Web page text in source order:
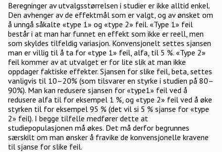
Beregninger av utvalgsstørrelsen i studier er ikke alltid enkel.
Den avhenger av de effektmål som er valgt, og av ønsket om
å unngå såkalte «type 1» og «type 2» feil. «Type 1» feil
består i at man har funnet en effekt som ikke er reell, men
som skyldes tilfeldig variasjon. Konvensjonelt settes sjansen
man er villig til å ta for «type 1» feil, alfa, til 5 %. «Type 2»
feil kommer av at utvalget er for lite slik at man ikke
oppdager faktiske effekter. Sjansen for slike feil, beta, settes
vanligvis til 10–20% (som tilsvarer en styrke i studien på 80–
90%). Man kan redusere sjansen for «type1» feil ved å
redusere alfa til for eksempel 1 %, og «type 2» feil ved å øke
styrken til for eksempel 95 % (det vil si 5 % sjanse for «type
2» feil). I begge tilfelle medfører dette at
studiepopulasjonen må økes. Det må derfor begrunnes
særskilt om man ønsker å fravike de konvensjonelle kravene
til sjanse for slike feil.